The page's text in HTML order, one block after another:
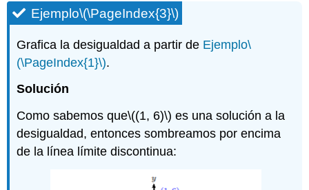
Ejemplo\(\PageIndex{3}\)
Grafica la desigualdad a partir de Ejemplo\
(\PageIndex{1}\).
Solución
Como sabemos que\((1, 6)\) es una solución a la
desigualdad, entonces sombreamos por encima
de la línea límite discontinua: